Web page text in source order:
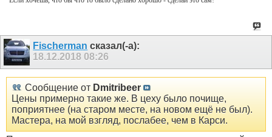
Fischerman сказал(-а):
18.12.2018 08:26
Сообщение от Dmitribeer
Цены примерно такие же. В цеху было почище,
поприятнее (на старом месте, на новом ещё не был).
Мастера, на мой взгляд, послабее, чем в Карси.